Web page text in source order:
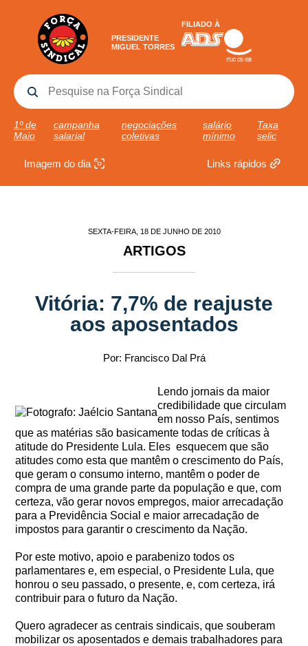
PRESIDENTE
MIGUEL TORRES
FILIADO À
1º de
Maio
campanha
salarial
negociações
coletivas
salário
mínimo
Taxa
selic
Imagem do dia Links rápidos
SEXTA-FEIRA, 18 DE JUNHO DE 2010
ARTIGOS
Vitória: 7,7% de reajuste
aos aposentados
Por: Francisco Dal Prá
Lendo jornais da maior
credibilidade que circulam
em nosso País, sentimos
que as matérias são basicamente todas de críticas à
atitude do Presidente Lula. Eles esquecem que são
atitudes como esta que mantêm o crescimento do País,
que geram o consumo interno, mantêm o poder de
compra de uma grande parte da população e que, com
certeza, vão gerar novos empregos, maior arrecadação
para a Previdência Social e maior arrecadação de
impostos para garantir o crescimento da Nação.
Por este motivo, apoio e parabenizo todos os
parlamentares e, em especial, o Presidente Lula, que
honrou o seu passado, o presente, e, com certeza, irá
contribuir para o futuro da Nação.
Quero agradecer as centrais sindicais, que souberam
mobilizar os aposentados e demais trabalhadores para